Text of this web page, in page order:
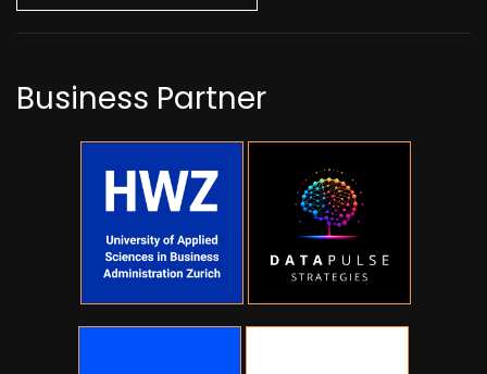
Business Partner